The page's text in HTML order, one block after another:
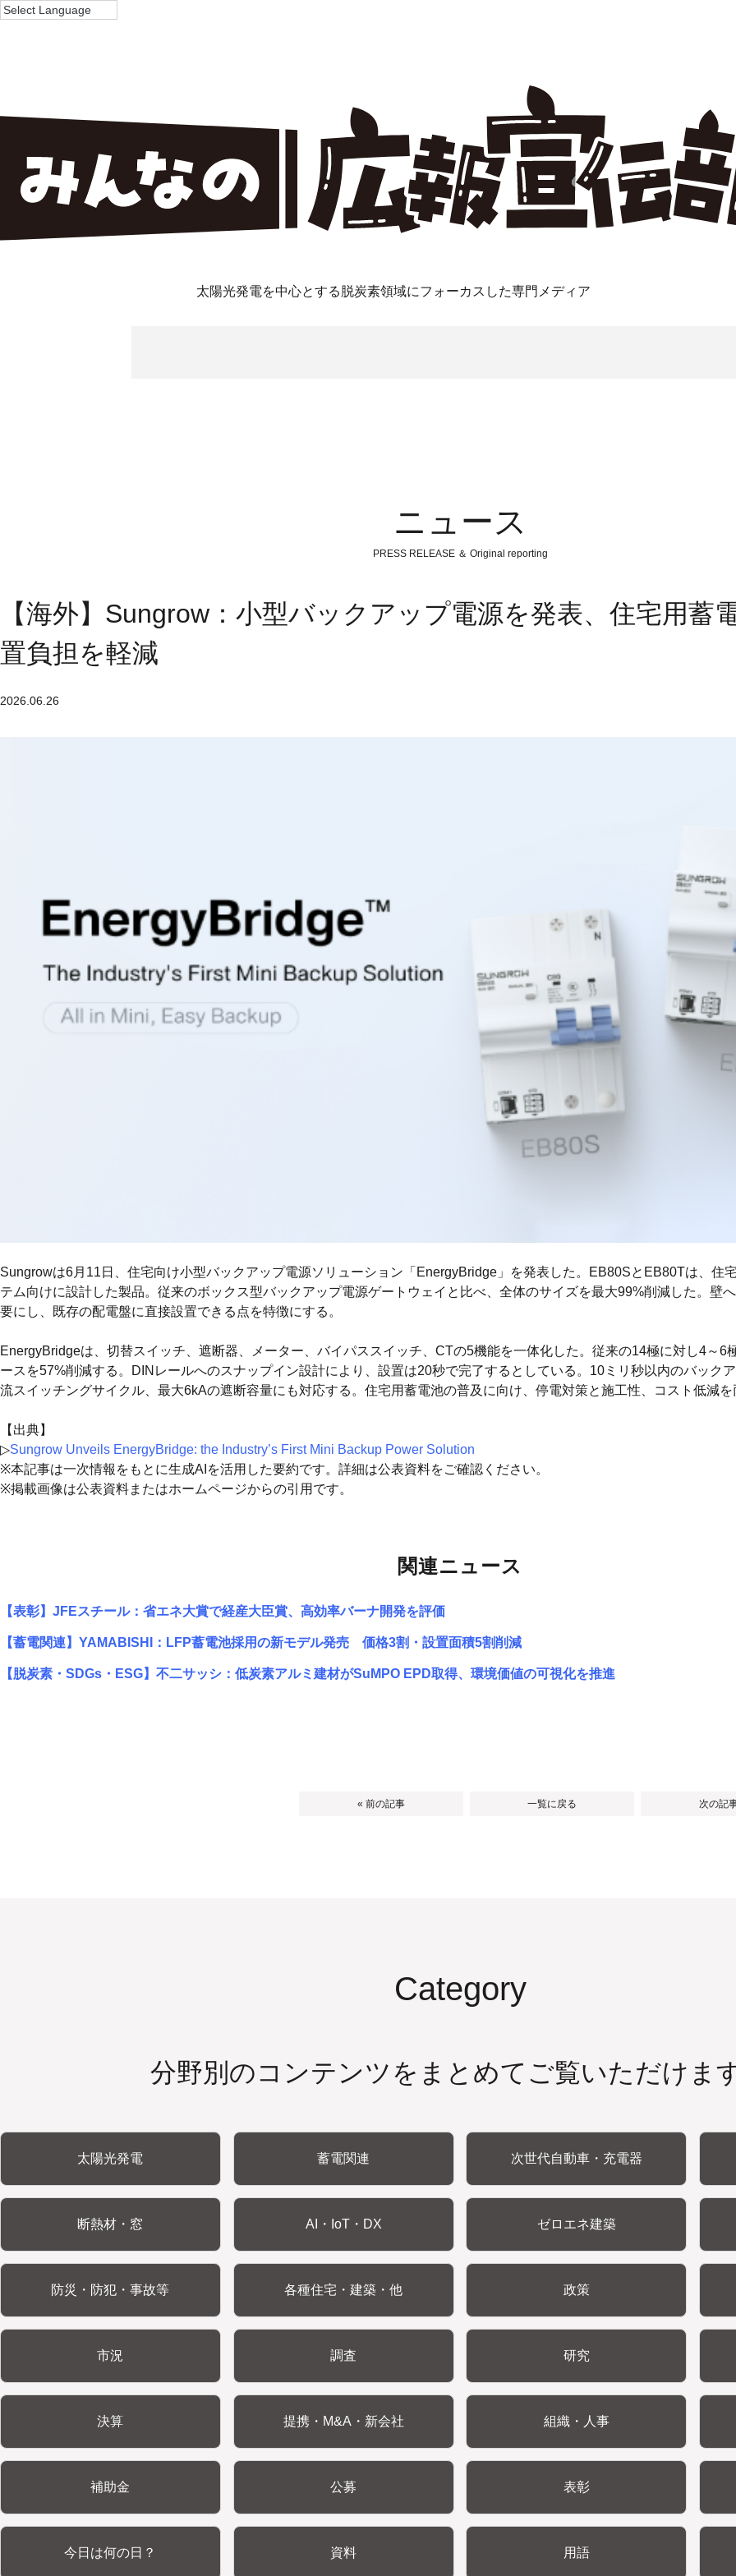
太陽光発電を中心とする脱炭素領域にフォーカスした専門メディア
ニュース
PRESS RELEASE ＆ Original reporting
【海外】Sungrow：小型バックアップ電源を発表、住宅用蓄
置負担を軽減
2026.06.26
Sungrowは6月11日、住宅向け小型バックアップ電源ソリューション「EnergyBridge」を発表した。EB80SとEB80Tは、住
テム向けに設計した製品。従来のボックス型バックアップ電源ゲートウェイと比べ、全体のサイズを最大99%削減した。壁
要にし、既存の配電盤に直接設置できる点を特徴にする。
EnergyBridgeは、切替スイッチ、遮断器、メーター、バイパススイッチ、CTの5機能を一体化した。従来の14極に対し4～6
ースを57%削減する。DINレールへのスナップイン設計により、設置は20秒で完了するとしている。10ミリ秒以内のバック
流スイッチングサイクル、最大6kAの遮断容量にも対応する。住宅用蓄電池の普及に向け、停電対策と施工性、コスト低減
【出典】
▷Sungrow Unveils EnergyBridge: the Industry’s First Mini Backup Power Solution
※本記事は一次情報をもとに生成AIを活用した要約です。詳細は公表資料をご確認ください。
※掲載画像は公表資料またはホームページからの引用です。
関連ニュース
【表彰】JFEスチール：省エネ大賞で経産大臣賞、高効率バーナ開発を評価
【蓄電関連】YAMABISHI：LFP蓄電池採用の新モデル発売 価格3割・設置面積5割削減
【脱炭素・SDGs・ESG】不二サッシ：低炭素アルミ建材がSuMPO EPD取得、環境価値の可視化を推進
« 前の記事 一覧に戻る 次の記
Category
分野別のコンテンツをまとめてご覧いただけま
太陽光発電 蓄電関連 次世代自動車・充電器
断熱材・窓 AI・IoT・DX ゼロエネ建築
防災・防犯・事故等 各種住宅・建築・他 政策
市況 調査 研究
決算 提携・M&A・新会社 組織・人事
補助金 公募 表彰
今日は何の日？ 資料 用語